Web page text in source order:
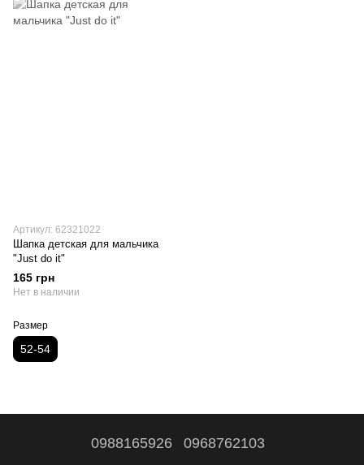
Артикул: 62321022
Шапка детская для мальчика
"Just do it"
165 грн
Нет в наличии
Размер
52-54
0988165926 0968762103